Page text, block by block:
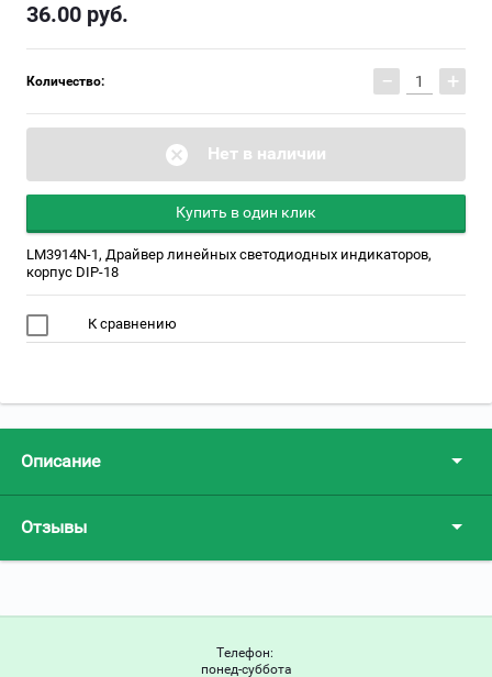
36.00 руб.
Количество: − +
Нет в наличии
Купить в один клик
LM3914N-1, Драйвер линейных светодиодных индикаторов,
корпус DIP-18
К сравнению
Описание
Отзывы
Телефон:
понед-суббота